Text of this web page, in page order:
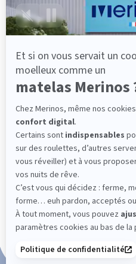
Fabrication
101 nuits d'essai*
Paiement en 3x ou